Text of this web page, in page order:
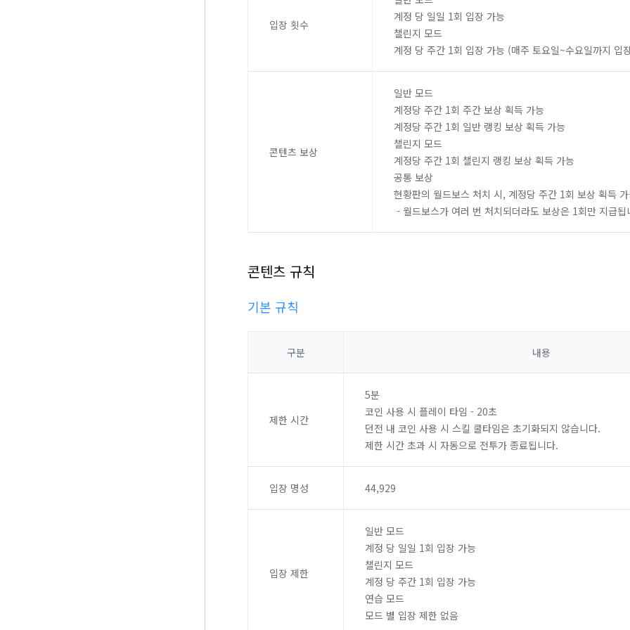
입장 횟수
계정 당 일일 1회 입장 가능
챌린지 모드
계정 당 주간 1회 입장 가능 (매주 토요일~수요일까지 입
콘텐츠 보상
일반 모드
계정당 주간 1회 주간 보상 획득 가능
계정당 주간 1회 일반 랭킹 보상 획득 가능
챌린지 모드
계정당 주간 1회 챌린지 랭킹 보상 획득 가능
공통 보상
현황판의 월드보스 처치 시, 계정당 주간 1회 보상 획득
- 월드보스가 여러 번 처치되더라도 보상은 1회만 지급됩
콘텐츠 규칙
기본 규칙
구분 내용
제한 시간
5분
코인 사용 시 플레이 타임 - 20초
던전 내 코인 사용 시 스킬 쿨타임은 초기화되지 않습니다.
제한 시간 초과 시 자동으로 전투가 종료됩니다.
입장 명성 44,929
입장 제한
일반 모드
계정 당 일일 1회 입장 가능
챌린지 모드
계정 당 주간 1회 입장 가능
연습 모드
모드 별 입장 제한 없음